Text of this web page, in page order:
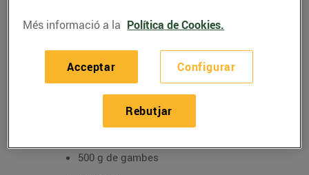
Gambes amb bròquil i
mel
06/d’octubre/2020
Ingredients per a 4 persones
500 g de gambes
Més informació a la Política de Cookies.
Configurar
Rebutjar
Acceptar